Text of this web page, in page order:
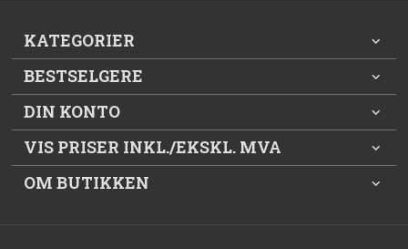
KATEGORIER
BESTSELGERE
DIN KONTO
VIS PRISER INKL./EKSKL. MVA
OM BUTIKKEN